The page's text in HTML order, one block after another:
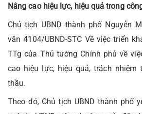
Nâng cao hiệu lực, hiệu quả trong
Chủ tịch UBND thành phố Nguyễn
văn 4104/UBND-STC Về việc triển
TTg của Thủ tướng Chính phủ về
cao hiệu lực, hiệu quả, trách nhiệm
thầu.
Theo đó, Chủ tịch UBND thành phố